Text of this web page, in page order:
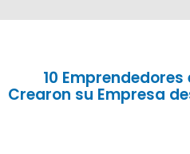
10
Crearon su Empresa